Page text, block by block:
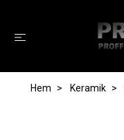
Hem Keramik